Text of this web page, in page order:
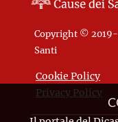
Copyright © 2019-
Santi
Cookie Policy
Privacy Policy